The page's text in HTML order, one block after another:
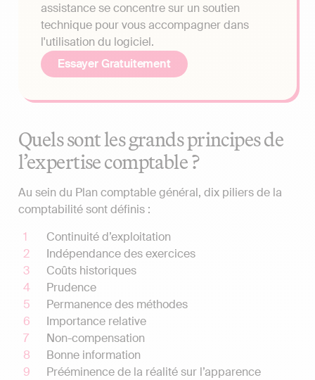
assistance se concentre sur un soutien
technique pour vous accompagner dans
l'utilisation du logiciel.
Essayer Gratuitement
Quels sont les grands principes de
l’expertise comptable ?
Au sein du Plan comptable général, dix piliers de la
comptabilité sont définis :
Continuité d’exploitation
Indépendance des exercices
Coûts historiques
Prudence
Permanence des méthodes
Importance relative
Non-compensation
Bonne information
Prééminence de la réalité sur l’apparence